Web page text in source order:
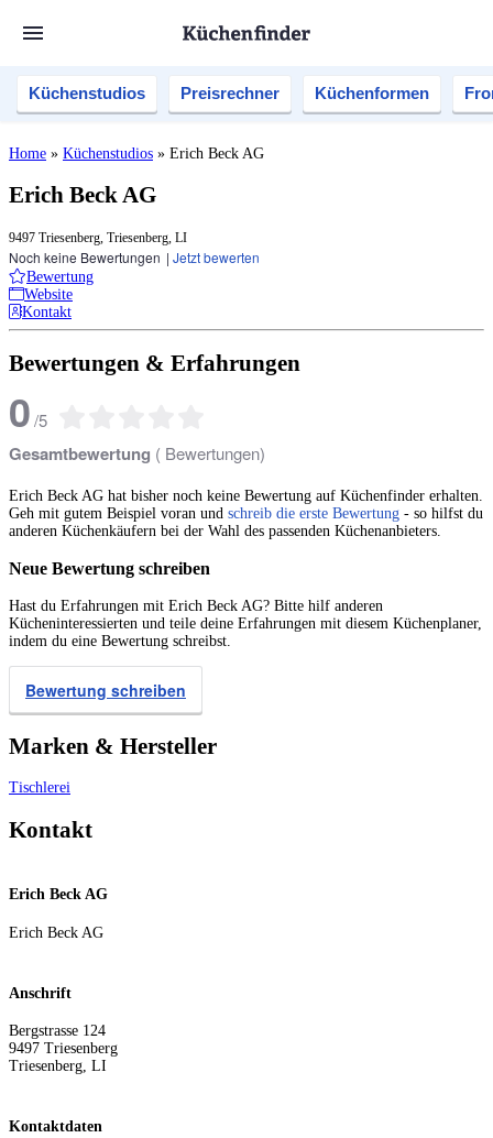
Küchenstudios Preisrechner Küchenformen
Home » Küchenstudios » Erich Beck AG
Erich Beck AG
9497 Triesenberg, Triesenberg, LI
Noch keine Bewertungen | Jetzt bewerten
Bewertung
Website
Kontakt
Bewertungen & Erfahrungen
0/5
Gesamtbewertung ( Bewertungen)
Erich Beck AG hat bisher noch keine Bewertung auf Küchenfinder erhalten.
Geh mit gutem Beispiel voran und schreib die erste Bewertung - so hilfst du
anderen Küchenkäufern bei der Wahl des passenden Küchenanbieters.
Neue Bewertung schreiben
Hast du Erfahrungen mit Erich Beck AG? Bitte hilf anderen
Kücheninteressierten und teile deine Erfahrungen mit diesem Küchenplaner,
indem du eine Bewertung schreibst.
Bewertung schreiben
Marken & Hersteller
Tischlerei
Kontakt
Erich Beck AG
Erich Beck AG
Anschrift
Bergstrasse 124
9497 Triesenberg
Triesenberg, LI
Kontaktdaten